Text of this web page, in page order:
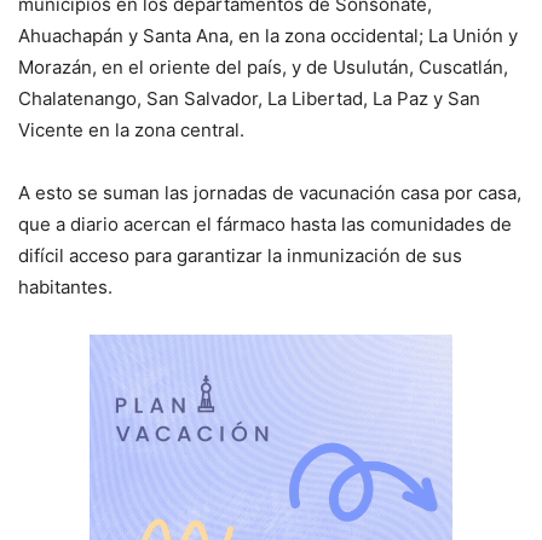
Ahuachapán y Santa Ana, en la zona occidental; La Unión y
Morazán, en el oriente del país, y de Usulután, Cuscatlán,
Chalatenango, San Salvador, La Libertad, La Paz y San
Vicente en la zona central.
A esto se suman las jornadas de vacunación casa por casa,
que a diario acercan el fármaco hasta las comunidades de
difícil acceso para garantizar la inmunización de sus
habitantes.